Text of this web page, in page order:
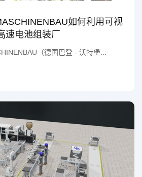
如何利用可视
速电池组装厂
（德国巴登 - 沃特堡...